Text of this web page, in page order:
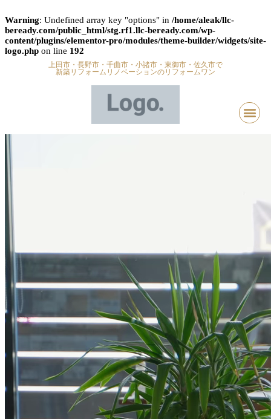
Warning: Undefined array key "options" in /home/aleak/llc-
beready.com/public_html/stg.rf1.llc-beready.com/wp-
content/plugins/elementor-pro/modules/theme-builder/widgets/site-
logo.php on line 192
上田市・長野市・千曲市・小諸市・東御市・佐久市で
新築リフォームリノベーションのリフォームワン